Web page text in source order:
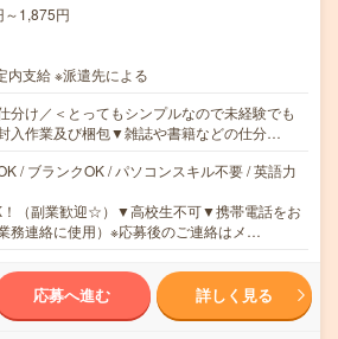
1,875円
内支給 ※派遣先による
分け／＜とってもシンプルなので未経験でも
入作業及び梱包▼雑誌や書籍などの仕分…
/ ブランクOK / パソコンスキル不要 / 英語力
（副業歓迎☆）▼高校生不可▼携帯電話をお
務連絡に使用）※応募後のご連絡はメ…
応募へ進む 詳しく見る